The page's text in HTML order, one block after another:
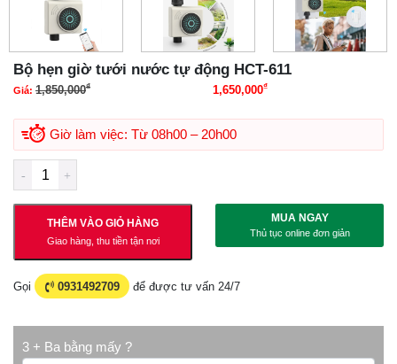
Bộ hẹn giờ tưới nước tự động HCT-611
Giá: 1,850,000₫ 1,650,000₫Giá hiện tại là:
Giờ làm việc: Từ 08h00 – 20h00
THÊM VÀO GIỎ HÀNG
Giao hàng, thu tiền tận nơi
MUA NGAY
Thủ tục online đơn giản
Gọi 0931492709 để được tư vấn 24/7
3 + Ba bằng mấy ?